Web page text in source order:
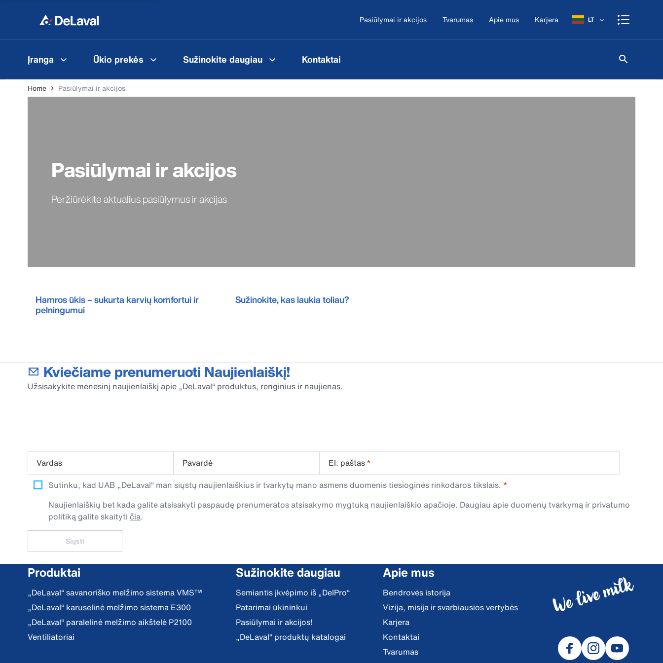
Pasiūlymai ir akcijos Tvarumas Apie mus Karjera LT
Įranga Ūkio prekės Sužinokite daugiau Kontaktai
Home Pasiūlymai ir akcijos
Pasiūlymai ir akcijos
Peržiūrėkite aktualius pasiūlymus ir akcijas
Hamros ūkis – sukurta karvių komfortui ir
pelningumui
Sužinokite, kas laukia toliau?
Kviečiame prenumeruoti Naujienlaiškį!
Užsisakykite mėnesinį naujienlaiškį apie „DeLaval“ produktus, renginius ir naujienas.
Vardas Pavardė El. paštas*
Sutinku, kad UAB „DeLaval“ man siųstų naujienlaiškius ir tvarkytų mano asmens duomenis tiesioginės rinkodaros tikslais.
Naujienlaiškių bet kada galite atsisakyti paspaudę prenumeratos atsisakymo mygtuką naujienlaiškio apačioje. Daugiau apie duomenų tvarkymą ir privatumo
politiką galite skaityti čia.
Siųsti
Produktai
„DeLaval“ savanoriško melžimo sistema VMS™
„DeLaval“ karuselinė melžimo sistema E300
„DeLaval“ paralelinė melžimo aikštelė P2100
Ventiliatoriai
Sužinokite daugiau
Semiantis įkvėpimo iš „DelPro“
Patarimai ūkininkui
Pasiūlymai ir akcijos!
„DeLaval“ produktų katalogai
Apie mus
Bendrovės istorija
Vizija, misija ir svarbiausios vertybės
Karjera
Kontaktai
Tvarumas